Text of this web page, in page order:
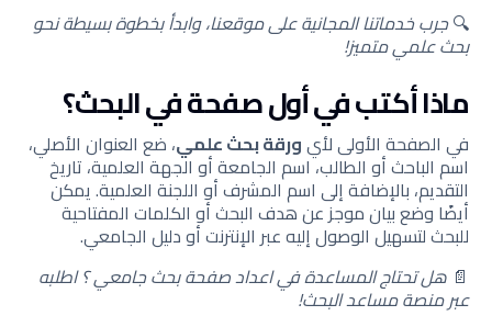
🔍جرب خدماتنا المجانية على موقعنا، وابدأ بخطوة بسيطة نحو
بحث علمي متميز!
ماذا أكتب في أول صفحة في البحث؟
في الصفحة الأولى لأيورقة بحث علمي، ضع العنوان الأصلي،
اسم الباحث أو الطالب، اسم الجامعة أو الجهة العلمية، تاريخ
التقديم، بالإضافة إلى اسم المشرف أو اللجنة العلمية. يمكن
أيضًا وضع بيان موجز عن هدف البحث أو الكلمات المفتاحية
للبحث لتسهيل الوصول إليه عبر الإنترنت أو دليل الجامعي.
📄هل تحتاج المساعدة في اعداد صفحة بحث جامعي ؟ اطلبه
عبر منصة مساعد البحث!